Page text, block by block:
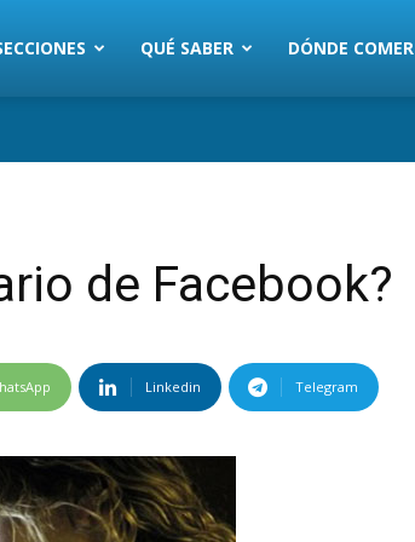
QUÉ SABER DÓNDE COMER
de Facebook?
Linkedin Telegram